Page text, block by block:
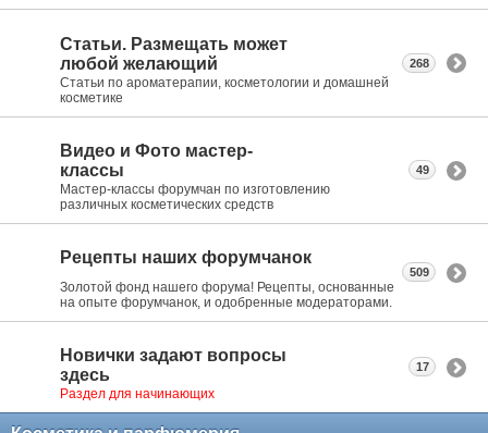
Статьи. Размещать может
любой желающий
Статьи по ароматерапии, косметологии и домашней
косметике
268
Видео и Фото мастер-
классы
Мастер-классы форумчан по изготовлению
различных косметических средств
49
Рецепты наших форумчанок
Золотой фонд нашего форума! Рецепты, основанные
на опыте форумчанок, и одобренные модераторами.
509
Новички задают вопросы
здесь
Раздел для начинающих
17